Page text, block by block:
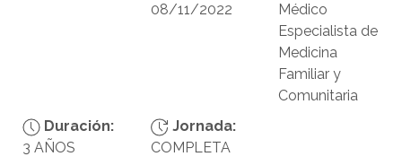
08/11/2022
Médico
Especialista de
Medicina
Familiar y
Comunitaria
Duración:
3 AÑOS
Jornada:
COMPLETA